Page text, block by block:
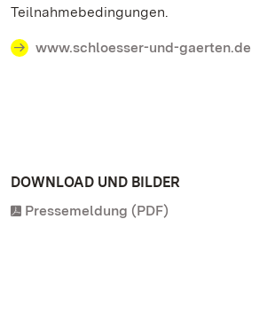
Teilnahmebedingungen.
www.schloesser-und-gaerten.de
DOWNLOAD UND BILDER
Pressemeldung (PDF)